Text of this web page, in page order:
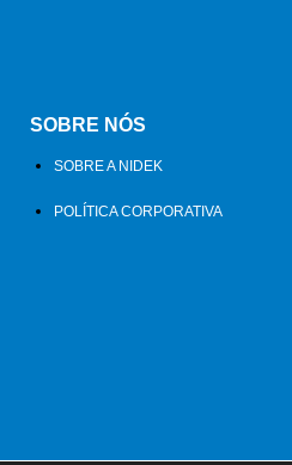
SOBRE NÓS
SOBRE A NIDEK
POLÍTICA CORPORATIVA